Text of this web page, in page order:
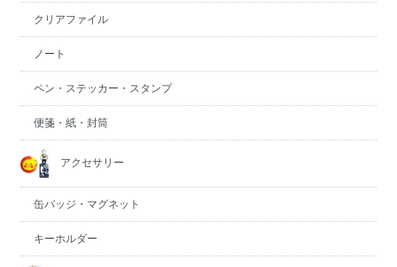
クリアファイル
ノート
ペン・ステッカー・スタンプ
便箋・紙・封筒
アクセサリー
缶バッジ・マグネット
キーホルダー